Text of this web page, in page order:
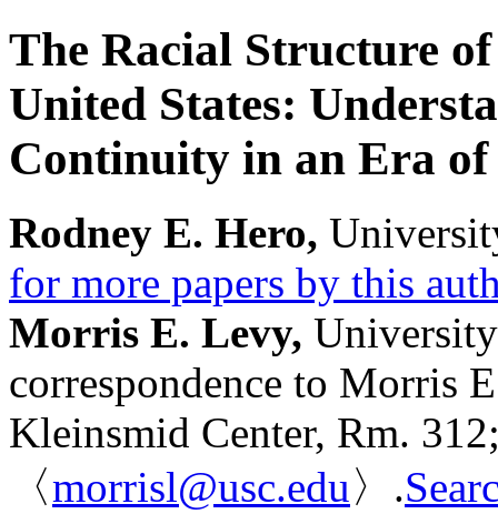
The Racial Structure
United States:
Continuity in an Era of
Rodney E. Hero,
for more papers by this
Morris E. Levy,
correspondence to Morris
Kleinsmid Center, Rm.
〈morrisl@usc.edu 〉.